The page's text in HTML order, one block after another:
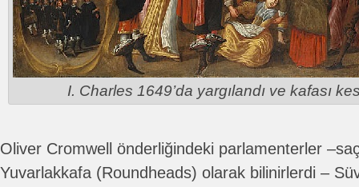
I. Charles 1649’da yargılandı ve kafası
Oliver Cromwell önderliğindeki parlamenterler
Yuvarlakkafa (Roundheads) olarak bilinirlerdi –